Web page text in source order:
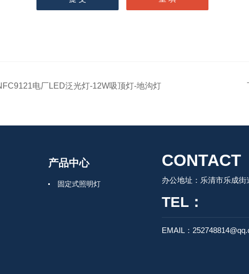
电厂LED泛光灯-12W吸顶灯-地沟灯
产品中心
固定式照明灯
CONTACT
办公地址：乐清市乐成街
TEL：
EMAIL：